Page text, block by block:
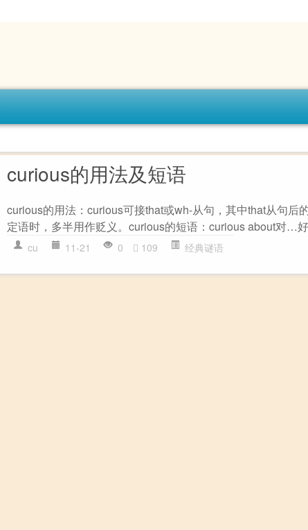
curious的用法及短语
curious的用法：curious可接that或wh-从句，其中that从句后
定语时，多半用作贬义。curious的短语：curious about对…
cu 11-21 0 109 经典谜语